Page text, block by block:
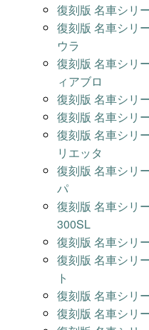
復刻版 名車シリ
復刻版 名車シリ
ウラ
復刻版 名車シリ
ィアブロ
復刻版 名車シリ
復刻版 名車シリ
復刻版 名車シリ
リエッタ
復刻版 名車シリ
パ
復刻版 名車シリ
300SL
復刻版 名車シリ
復刻版 名車シリ
ト
復刻版 名車シリ
復刻版 名車シリ